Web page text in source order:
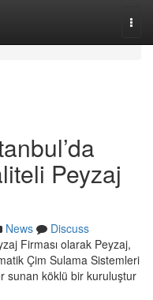
Peyzaj
News
Discuss
Firması olarak Peyzaj,
Çim Sulama Sistemleri
sunan köklü bir kuruluştur